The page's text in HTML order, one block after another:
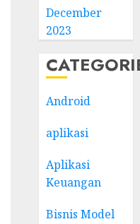
December
2023
Android
aplikasi
Aplikasi
Keuangan
Bisnis Model